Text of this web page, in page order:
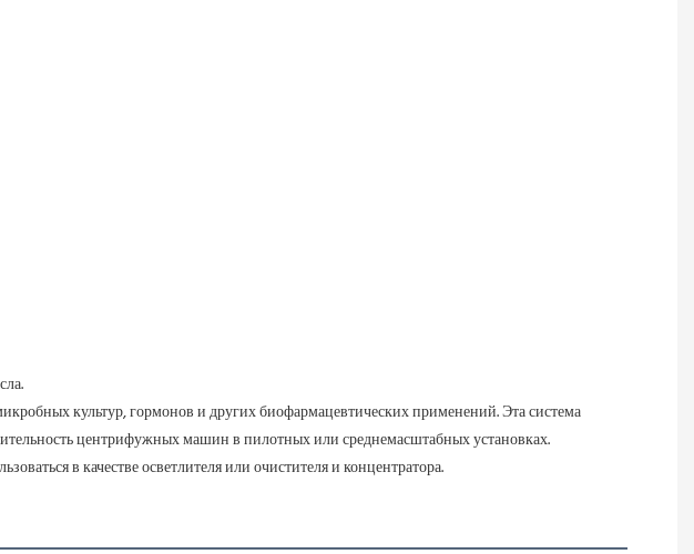
культур, гормонов и других биофармацевтических применений. Эта система
центрифужных машин в пилотных или среднемасштабных установках.
в качестве осветлителя или очистителя и концентратора.